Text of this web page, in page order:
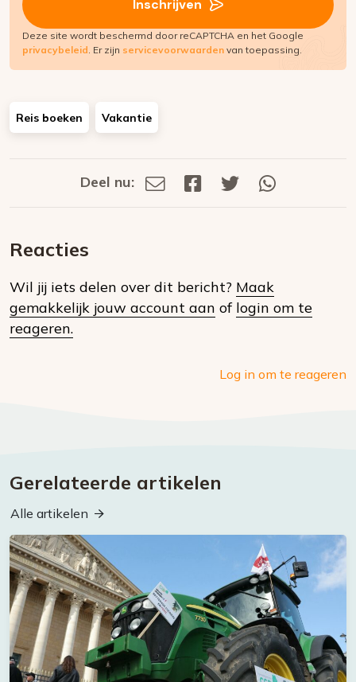
Inschrijven
Deze site wordt beschermd door reCAPTCHA en het Google
privacybeleid. Er zijn servicevoorwaarden van toepassing.
Reis boeken Vakantie
Deel
social
Deel nu:
Deel
Deel
Deel
Reacties
Wil jij iets delen over dit bericht? Maak
gemakkelijk jouw account aan of login om te
reageren.
Log in om te reageren
Gerelateerde artikelen
Alle artikelen